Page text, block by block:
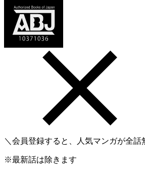
＼会員登録すると、人気マンガが全話
※最新話は除きます